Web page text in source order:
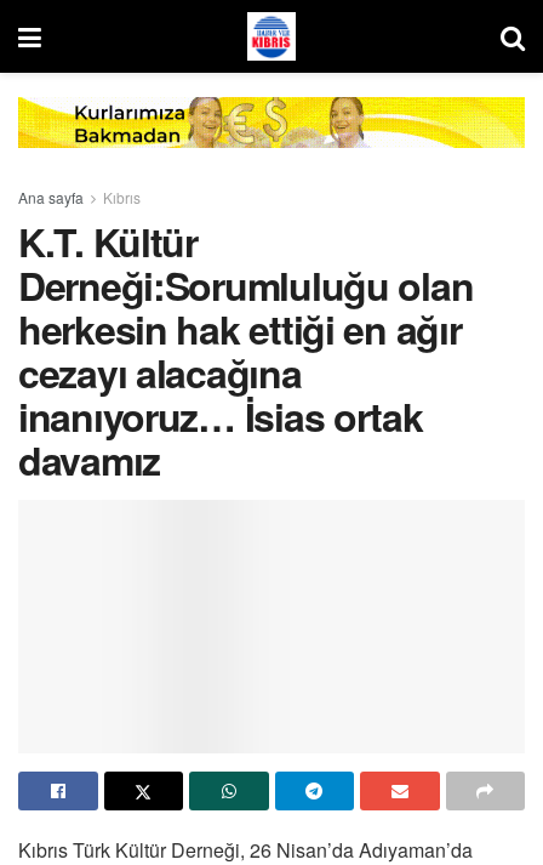
Ana sayfa Kıbrıs
K.T. Kültür
Derneği:Sorumluluğu olan
herkesin hak ettiği en ağır
cezayı alacağına
inanıyoruz… İsias ortak
davamız
Kıbrıs Türk Kültür Derneği, 26 Nisan’da Adıyaman’da